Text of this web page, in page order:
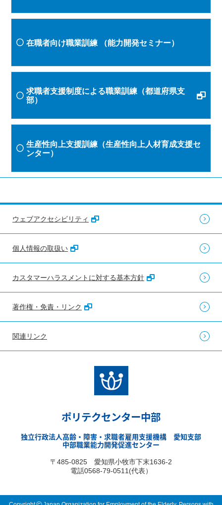
在職者向け職業訓練 （能力開発セミナー）
求職者支援制度による職業訓練（都道府県支
部）
生産性向上支援訓練（生産性向上人材育成支援セ
ンター）
ウェブアクセシビリティ
個人情報の取扱い
カスタマーハラスメントに対する基本方針
著作権・免責・リンク
関連リンク
ポリテクセンター中部
独立行政法人高齢・障害・求職者雇用支援機構 愛知支部
中部職業能力開発促進センター
〒485-0825 愛知県小牧市下末1636-2
電話0568-79-0511(代表）